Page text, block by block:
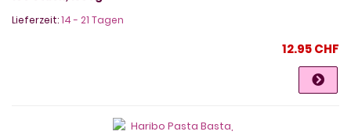
Lieferzeit:14 - 21 Tagen
12.95 CHF